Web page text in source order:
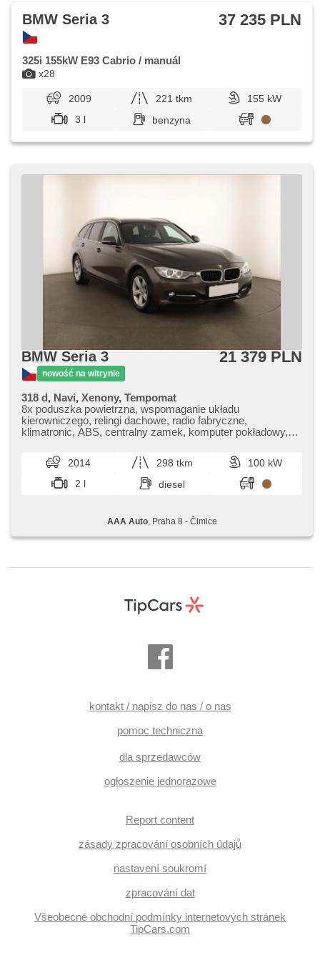
x28
BMW Seria 3 37 235 PLN
325i 155kW E93 Cabrio / manuál
2009 221 tkm
155 kW
3 l
benzyna
BMW Seria 3
nowość na witrynie
21 379 PLN
318 d, Navi, Xenony, Tempomat
8x poduszka powietrzna, wspomaganie układu
kierowniczego, relingi dachowe, radio fabryczne,
klimatronic, ABS, centralny zamek, komputer pokładowy,
czujnik ciśnienia opon, manualna skrzynia biegów
2014 298 tkm
100 kW
2 l
diesel
AAA Auto, Praha 8 - Čimice
kontakt / napisz do nas / o nas
pomoc techniczna
dla sprzedawców
ogłoszenie jednorazowe
Report content
zásady zpracování osobních údajů
nastavení soukromí
zpracování dat
Všeobecné obchodní podmínky internetových stránek
TipCars.com